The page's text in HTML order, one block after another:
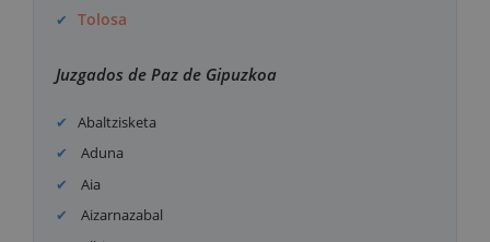
Tolosa
Juzgados de Paz de Gipuzkoa
Abaltzisketa
Aduna
Aia
Aizarnazabal